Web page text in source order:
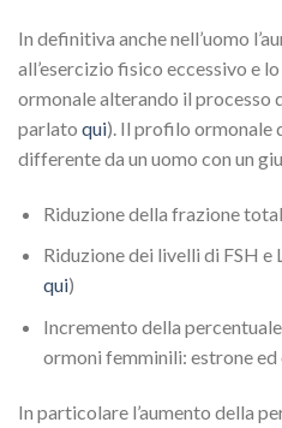
In definitiva anche nell’uomo
all’esercizio fisico eccessivo e
ormonale alterando il processo
parlato qui). Il profilo ormonale
differente da un uomo con un
Riduzione della frazione
Riduzione dei livelli di FSH e
qui)
Incremento della
ormoni femminili: estrone
In particolare l’aumento della